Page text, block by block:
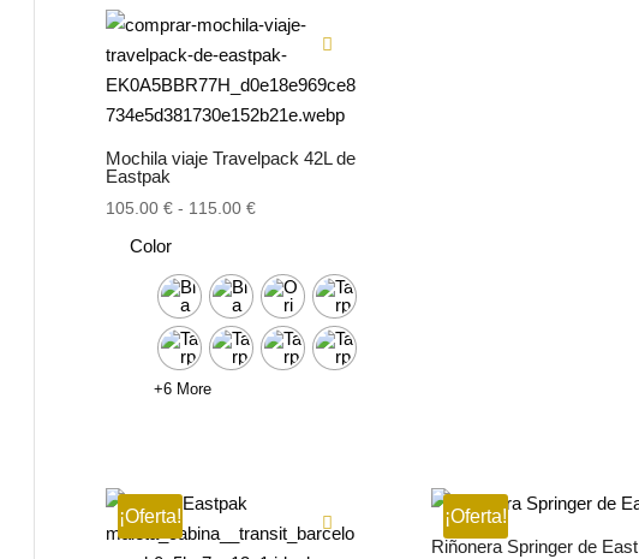
Mochila viaje Travelpack 42L de
Eastpak
105.00 € - 115.00 €Rango
desde
105.00 €
hasta
115.00 €
Color
+6 More
¡Oferta!
¡Oferta!
Riñonera Springer de